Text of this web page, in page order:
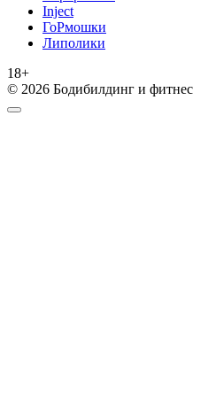
Inject
ГоРмошки
Липолики
18+
© 2026 Бодибилдинг и фитнес